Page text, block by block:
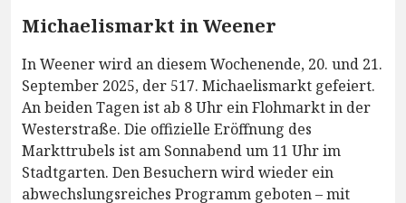
Michaelismarkt in Weener
In Weener wird an diesem Wochenende, 20. und 21.
September 2025, der 517. Michaelismarkt gefeiert.
An beiden Tagen ist ab 8 Uhr ein Flohmarkt in der
Westerstraße. Die offizielle Eröffnung des
Markttrubels ist am Sonnabend um 11 Uhr im
Stadtgarten. Den Besuchern wird wieder ein
abwechslungsreiches Programm geboten – mit